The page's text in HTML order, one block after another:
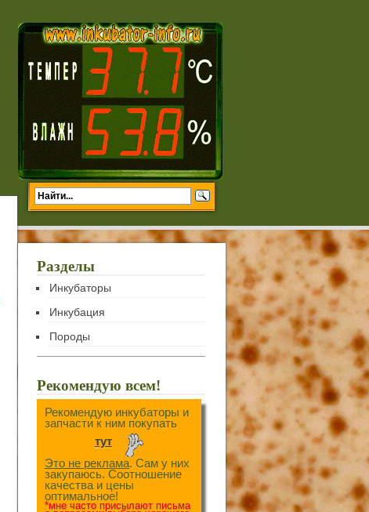
Разделы
Инкубаторы
Инкубация
Породы
Рекомендую всем!
Рекомендую инкубаторы и
запчасти к ним покупать
тут
Это не реклама. Сам у них
закупаюсь. Соотношение
качества и цены
оптимальное!
*мне часто присылают письма